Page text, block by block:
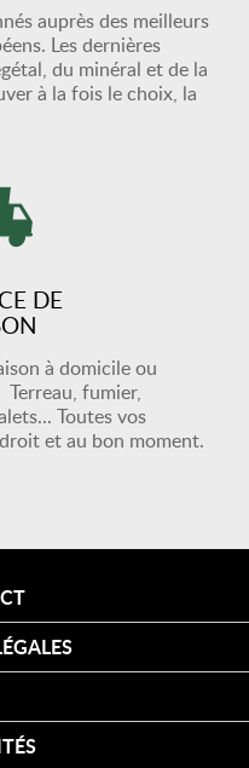
auprès des meilleurs
Les dernières
du minéral et de la
à la fois le choix, la
DE
à domicile ou
fumier,
Toutes vos
et au bon moment.